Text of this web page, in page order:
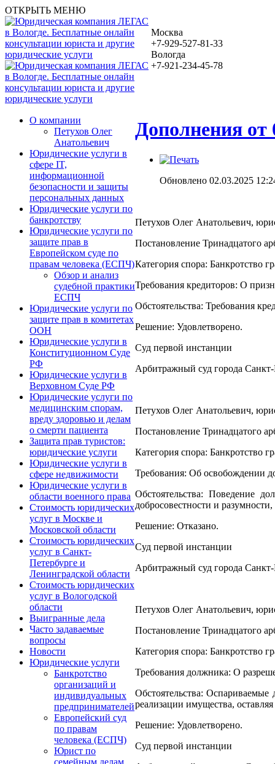
ОТКРЫТЬ МЕНЮ
Москва
+7-929-527-81-33
Вологда
+7-921-234-45-78
О компании
Петухов Олег
Анатольевич
Юридические услуги в
сфере IT,
информационной
безопасности и защиты
персональных данных
Юридические услуги по
банкротству
Юридические услуги по
защите прав в
Европейском суде по
правам человека (ЕСПЧ)
Обзор и анализ
судебной практики
ЕСПЧ
Юридические услуги по
защите прав в комитетах
ООН
Юридические услуги в
Конституционном Суде
РФ
Юридические услуги в
Верховном Суде РФ
Юридические услуги по
медицинским спорам,
вреду здоровью и делам
о смерти пациента
Защита прав туристов:
юридические услуги
Юридические услуги в
сфере недвижимости
Юридические услуги в
области военного права
Стоимость юридических
услуг в Москве и
Московской области
Стоимость юридических
услуг в Санкт-
Петербурге и
Ленинградской области
Стоимость юридических
услуг в Вологодской
области
Выигранные дела
Часто задаваемые
вопросы
Новости
Юридические услуги
Банкротство
организаций и
индивидуальных
предпринимателей
Европейский суд
по правам
человека (ЕСПЧ)
Юрист по
семейным делам
Дополнения от
Обновлено 02.03.2025
Петухов Олег Анатольевич,
Постановление Тринадцатого
Категория спора: Банкротство
Требования кредиторов: О
Обстоятельства: Требования
Решение: Удовлетворено.
Суд первой инстанции
Арбитражный суд города
Петухов Олег Анатольевич,
Постановление Тринадцатого
Категория спора: Банкротство
Требования: Об освобождении
Обстоятельства: Поведение
добросовестности и
Решение: Отказано.
Суд первой инстанции
Арбитражный суд города
Петухов Олег Анатольевич,
Постановление Тринадцатого
Категория спора: Банкротство
Требования должника: О
Обстоятельства:
реализации имущества,
Решение: Удовлетворено.
Суд первой инстанции